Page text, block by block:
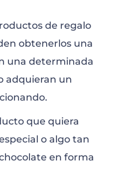
de regalo
obtenerlos una
una determinada
adquieran un
que quiera
o algo tan
en forma